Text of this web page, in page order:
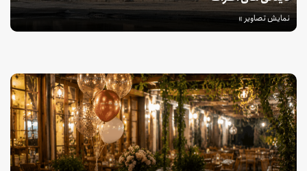
نمایش تصاویر »